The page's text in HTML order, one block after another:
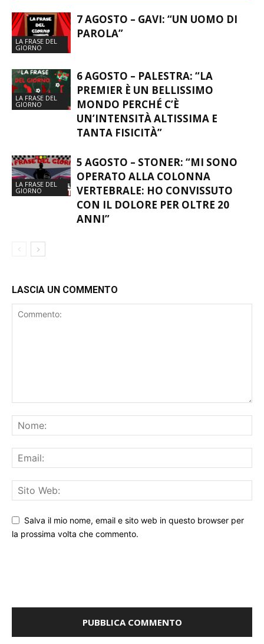
LA FRASE DEL
GIORNO
7 AGOSTO – GAVI: “UN UOMO DI
PAROLA”
LA FRASE DEL
GIORNO
6 AGOSTO – PALESTRA: “LA
PREMIER È UN BELLISSIMO
MONDO PERCHÉ C’È
UN’INTENSITÀ ALTISSIMA E
TANTA FISICITÀ”
LA FRASE DEL
GIORNO
5 AGOSTO – STONER: “MI SONO
OPERATO ALLA COLONNA
VERTEBRALE: HO CONVISSUTO
CON IL DOLORE PER OLTRE 20
ANNI”
LASCIA UN COMMENTO
Salva il mio nome, email e sito web in questo browser per
la prossima volta che commento.